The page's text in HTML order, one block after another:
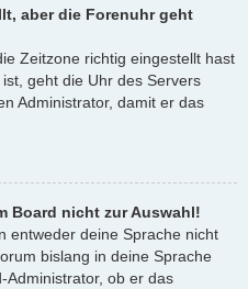
aber die Forenuhr geht
Zeitzone richtig eingestellt hast
geht die Uhr des Servers
Administrator, damit er das
Board nicht zur Auswahl!
entweder deine Sprache nicht
bislang in deine Sprache
Administrator, ob er das